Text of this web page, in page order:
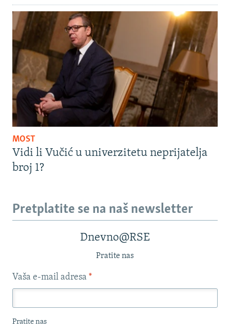
MOST
Vidi li Vučić u univerzitetu neprijatelja
broj 1?
Pretplatite se na naš newsletter
Dnevno@RSE
Pratite nas
Vaša e-mail adresa *
Pratite nas